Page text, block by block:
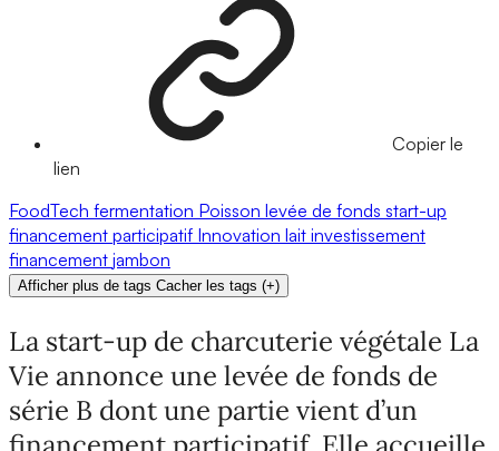
Copier le
lien
FoodTech fermentation Poisson levée de fonds start-up
financement participatif Innovation lait investissement
financement jambon
Afficher plus de tags Cacher les tags (+)
La start-up de charcuterie végétale La
Vie annonce une levée de fonds de
série B dont une partie vient d’un